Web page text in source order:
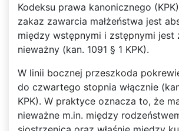
Kodeksu prawa kanonicznego
zakaz zawarcia małżeństwa jest
między wstępnymi i zstępnymi jest
nieważny (kan. 1091 § 1 KPK).
W linii bocznej przeszkoda
do czwartego stopnia włącznie
KPK). W praktyce oznacza to, że
nieważne m.in. między